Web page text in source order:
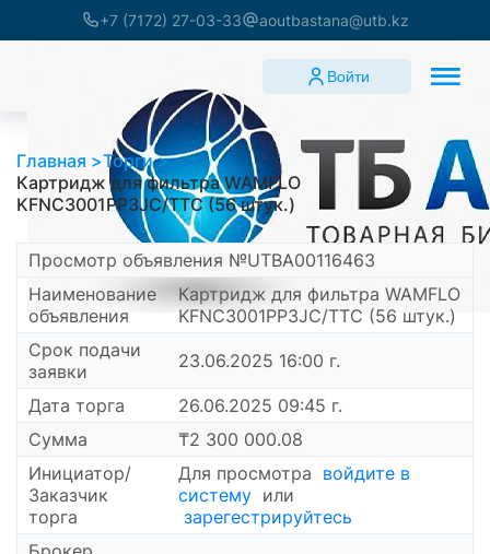
+7 (7172) 27-03-33 aoutbastana@utb.kz
Войти
Главная
Торги
Картридж для фильтра WAMFLO
KFNC3001PP3JC/TTC (56 штук.)
Просмотр объявления №UTBA00116463
Наименование
объявления
Картридж для фильтра WAMFLO
KFNC3001PP3JC/TTC (56 штук.)
Срок подачи
заявки
23.06.2025 16:00 г.
Дата торга
26.06.2025 09:45 г.
Сумма
₸2 300 000.08
Инициатор/
Заказчик
торга
Для просмотра войдите в
систему или
зарегестрируйтесь